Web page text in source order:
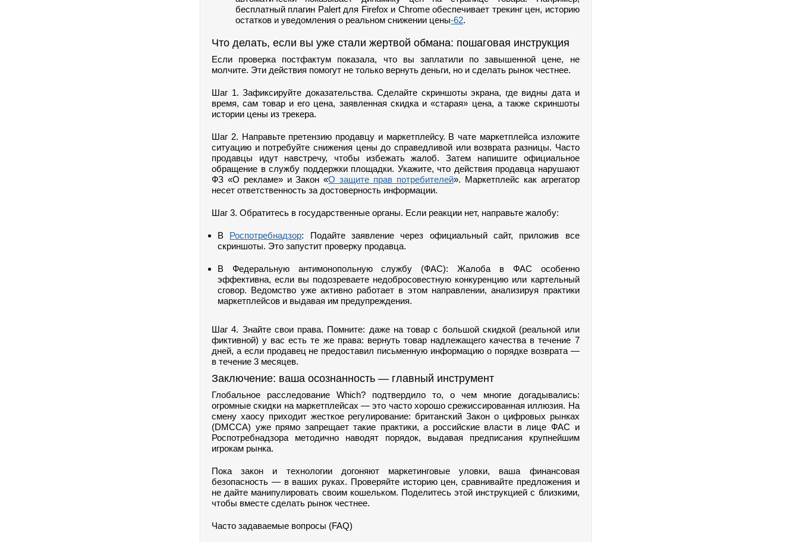
бесплатный плагин Palert для Firefox и Chrome обеспечивает трекинг цен, историю
остатков и уведомления о реальном снижении цены-62.
Что делать, если вы уже стали жертвой обмана: пошаговая инструкция
Если проверка постфактум показала, что вы заплатили по завышенной цене, не
молчите. Эти действия помогут не только вернуть деньги, но и сделать рынок честнее.
Шаг 1. Зафиксируйте доказательства. Сделайте скриншоты экрана, где видны дата и
время, сам товар и его цена, заявленная скидка и «старая» цена, а также скриншоты
истории цены из трекера.
Шаг 2. Направьте претензию продавцу и маркетплейсу. В чате маркетплейса изложите
ситуацию и потребуйте снижения цены до справедливой или возврата разницы. Часто
продавцы идут навстречу, чтобы избежать жалоб. Затем напишите официальное
обращение в службу поддержки площадки. Укажите, что действия продавца нарушают
ФЗ «О рекламе» и Закон «О защите прав потребителей». Маркетплейс как агрегатор
несет ответственность за достоверность информации.
Шаг 3. Обратитесь в государственные органы. Если реакции нет, направьте жалобу:
В Роспотребнадзор: Подайте заявление через официальный сайт, приложив все
скриншоты. Это запустит проверку продавца.
В Федеральную антимонопольную службу (ФАС): Жалоба в ФАС особенно
эффективна, если вы подозреваете недобросовестную конкуренцию или картельный
сговор. Ведомство уже активно работает в этом направлении, анализируя практики
маркетплейсов и выдавая им предупреждения.
Шаг 4. Знайте свои права. Помните: даже на товар с большой скидкой (реальной или
фиктивной) у вас есть те же права: вернуть товар надлежащего качества в течение 7
дней, а если продавец не предоставил письменную информацию о порядке возврата —
в течение 3 месяцев.
Заключение: ваша осознанность — главный инструмент
Глобальное расследование Which? подтвердило то, о чем многие догадывались:
огромные скидки на маркетплейсах — это часто хорошо срежиссированная иллюзия. На
смену хаосу приходит жесткое регулирование: британский Закон о цифровых рынках
(DMCCA) уже прямо запрещает такие практики, а российские власти в лице ФАС и
Роспотребнадзора методично наводят порядок, выдавая предписания крупнейшим
игрокам рынка.
Пока закон и технологии догоняют маркетинговые уловки, ваша финансовая
безопасность — в ваших руках. Проверяйте историю цен, сравнивайте предложения и
не дайте манипулировать своим кошельком. Поделитесь этой инструкцией с близкими,
чтобы вместе сделать рынок честнее.
Часто задаваемые вопросы (FAQ)